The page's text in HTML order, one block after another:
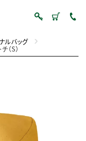
ルバッグ
（S）